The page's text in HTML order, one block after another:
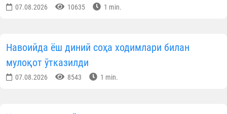
07.08.2026 10635 1 min.
Навоийда ёш диний соҳа ходимлари билан
мулоқот ўтказилди
07.08.2026 8543 1 min.